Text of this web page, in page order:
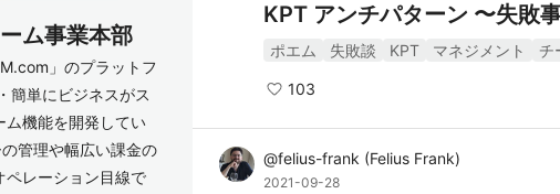
ム事業本部
」のプラットフ
簡単にビジネスがス
ム機能を開発してい
管理や幅広い課金の
ペレーション目線で
KPT アンチパターン 〜失敗
ポエム 失敗談 KPT マネジメント チ
103
@felius-frank (Felius Frank)
2021-09-28